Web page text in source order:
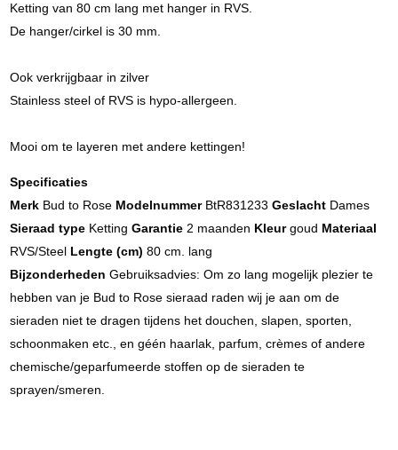
Ketting van 80 cm lang met hanger in RVS.
De hanger/cirkel is 30 mm.
Ook verkrijgbaar in zilver
Stainless steel of RVS is hypo-allergeen.
Mooi om te layeren met andere kettingen!
Specificaties
MerkBud to Rose ModelnummerBtR831233 GeslachtDames
Sieraad typeKetting Garantie 2 maanden Kleurgoud Materiaal
RVS/Steel Lengte (cm) 80 cm. lang
Bijzonderheden Gebruiksadvies: Om zo lang mogelijk plezier te
hebben van je Bud to Rose sieraad raden wij je aan om de
sieraden niet te dragen tijdens het douchen, slapen, sporten,
schoonmaken etc., en géén haarlak, parfum, crèmes of andere
chemische/geparfumeerde stoffen op de sieraden te
sprayen/smeren.